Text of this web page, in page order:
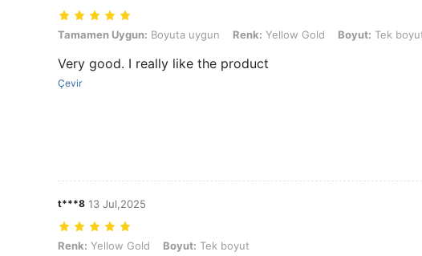
Tamamen Uygun: Boyuta uygun, Renk: Yellow Gold, Boyut: Tek boyut
Tamamen Uygun: Boyuta uygun Renk: Yellow Gold Boyut: Tek
Very good. I really like the product
Çevir
t***8 13 Jul,2025
Renk: Yellow Gold, Boyut: Tek boyut
Renk: Yellow Gold Boyut: Tek boyut